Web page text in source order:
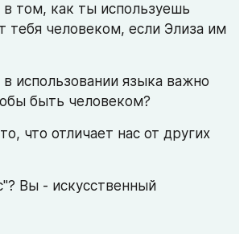
в том, как ты используешь
тебя человеком, если Элиза им
в использовании языка важно
быть человеком?
что отличает нас от других
Вы - искусственный